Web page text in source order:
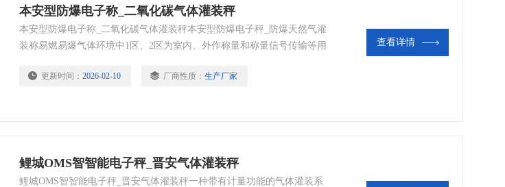
本安型防爆电子称_二氧化碳气体灌装秤
本安型防爆电子称_二氧化碳气体灌装秤本安型防爆电子秤_防爆天然气灌
装称易燃易爆气体环境中1区、2区为室内、外作称量和称量信号传输等用
更新时间： 2026-02-10 厂商性质： 生产厂家
查看详情
鲤城OMS智智能电子秤_晋安气体灌装秤
鲤城OMS智智能电子秤_晋安气体灌装秤一种带有计量功能的气体灌装系